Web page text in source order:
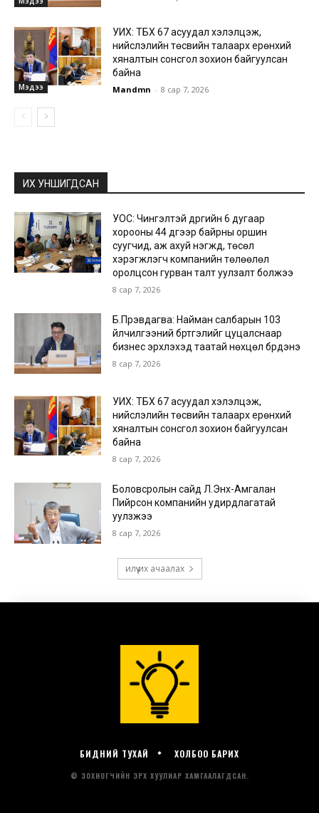
БИДНИЙ ТУХАЙ ХОЛБОО БАРИХ
© ЗОХИОГЧИЙН ЭРХ ХУУЛИАР ХАМГААЛАГДСАН.